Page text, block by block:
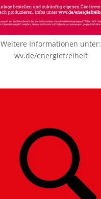
Weitere Informationen unter:
wv.de/energiefreiheit